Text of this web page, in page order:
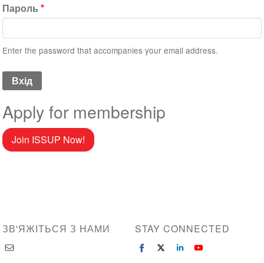
Пароль
Enter the password that accompanies your email address.
Apply for membership
Join ISSUP Now!
ЗВ'ЯЖІТЬСЯ З НАМИ STAY CONNECTED